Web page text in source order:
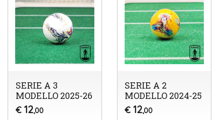
SERIE A 3
MODELLO 2025-26
€ 12,00
SERIE A 2
MODELLO 2024-25
€ 12,00